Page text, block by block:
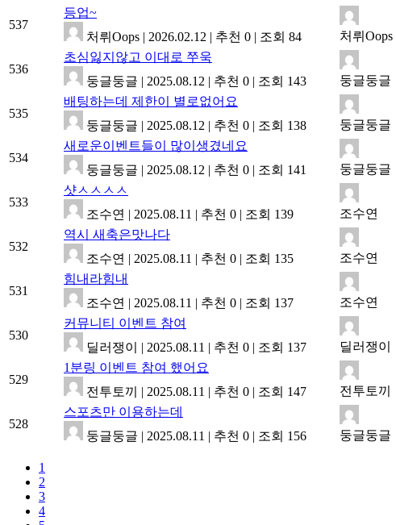
537
등업~
처뤼Oops | 2026.02.12 | 추천 0 | 조회 84 처뤼Oops
536
초심잃지않고 이대로 쭈욱
둥글둥글 | 2025.08.12 | 추천 0 | 조회 143 둥글둥글
535
배팅하는데 제한이 별로없어요
둥글둥글 | 2025.08.12 | 추천 0 | 조회 138 둥글둥글
534
새로운이벤트들이 많이생겼네요
둥글둥글 | 2025.08.12 | 추천 0 | 조회 141 둥글둥글
533
샷ㅅㅅㅅㅅ
조수연 | 2025.08.11 | 추천 0 | 조회 139 조수연
532
역시 새축은맛나다
조수연 | 2025.08.11 | 추천 0 | 조회 135 조수연
531
힘내라힘내
조수연 | 2025.08.11 | 추천 0 | 조회 137 조수연
530
커뮤니티 이벤트 참여
딜러쟁이 | 2025.08.11 | 추천 0 | 조회 137 딜러쟁이
529
1분링 이벤트 참여 했어요
전투토끼 | 2025.08.11 | 추천 0 | 조회 147 전투토끼
528
스포츠만 이용하는데
둥글둥글 | 2025.08.11 | 추천 0 | 조회 156 둥글둥글
1
2
3
4